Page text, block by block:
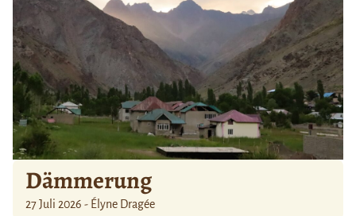
Dämmerung
27 Juli 2026 - Élyne Dragée